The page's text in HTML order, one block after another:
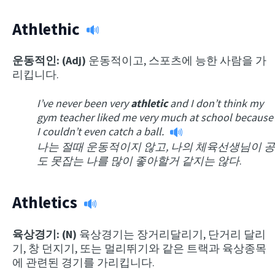
Athlethic
운동적인: (Adj) 운동적이고, 스포츠에 능한 사람을 가
리킵니다.
I’ve never been veryathleticand I don’t think my
gym teacher liked me very much at school because
I couldn’t even catch a ball.
나는 절때 운동적이지 않고, 나의 체육선생님이 공
도 못잡는 나를 많이 좋아할거 같지는 않다.
Athletics
육상경기: (N) 육상경기는 장거리달리기, 단거리 달리
기, 창 던지기, 또는 멀리뛰기와 같은 트랙과 육상종목
에 관련된 경기를 가리킵니다.